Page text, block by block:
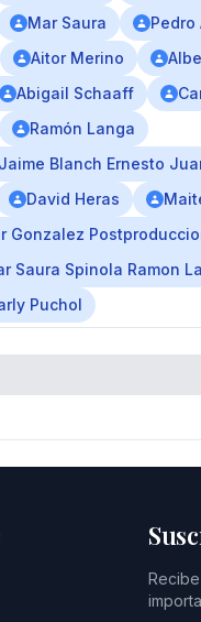
Mar Saura Pedro
Aitor Merino
Abigail Schaaff
Ramón Langa
Jaime Blanch Ernesto
David Heras
Gonzalez
Saura Spinola Ramon
Puchol